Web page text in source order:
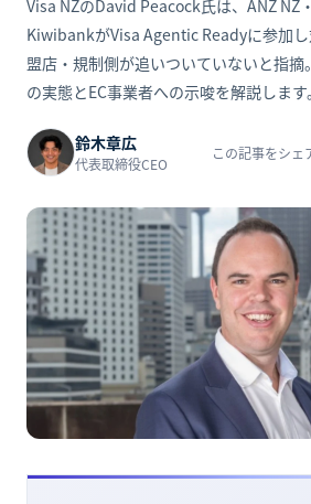
Visa NZのDavid Peacock氏は、ANZ NZ
KiwibankがVisa Agentic Readyに参加
盟店・規制側が追いついていないと指
の実態とEC事業者への示唆を解説します。
鈴木章広
代表取締役CEO
この記事をシェ